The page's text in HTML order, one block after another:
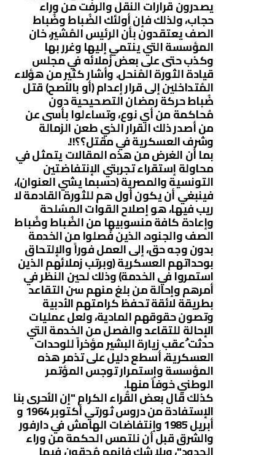
يصدرون قرارات النقل والرفت من وراء
حجاب، ولذلك فإن أولئك الضُباط وضُباط
الصف يعتقدون بأن الرئيس المُشير، خان
المؤسسة التي ينتمي إليها وغرر بها
وكذب حتى على بعض زُملائه في مجلس
قيادة الثورة المُنحل. وأشار كثير من هؤلاء
المُتداخلين إلى قرار إعدام (أو بالأصح) قتل
ضُباط حركة رمضان التصحيحية دون
مُحاكمة من أي نوع، وتساءلوا بأسى عن
من أصدر ذلك القرار الذي طعن الزمالة
وشرف العسكرية في مقتل؟؟!!.
بما أن الغرض من هذه المقالات يتمثل في
محاولة إستقراء تجربتي الإنتفاضتين
التونسية والمصرية (حسبما يشي العنوان)،
فينبغي أن يكون أول هم للثورة القادمة لا
ريب فيها، هو إصلاح القوات المسُلحة
وإعادة كافة منسوبيها من الضُباط وضُباط
الصف والجنود، الذين فُصلوا من الخدمة
بدون وجه حق، إلى العمل فوراً والإلتحاق
بوحداتهم العسكرية (وبرتب زملائهم الذين
استمروا في الخدمة) وذلك لحين النظر في
أمرهم وإحالة من بلغ منهم سن التقاعد
بطريقة لائقة تحفظ كرامتهم الأدبية
وتصون حقوقهم المادية، ولعل عمليات
الإحالة للتقاعد والفصل من الخدمة التي
حدثت ُعقب زيارة البشير مؤخراً للوحدات
العسكرية، أسطع دليل على تذمر هذه
المؤسسة وإستمرار توجس المؤتمر
الوطني خوفاً منها.
كذلك قال بعض القُراء الكرام "إن الأحرى بنا
الإستفادة من دروس ثورتي أكتوبر 1964 و
أبريل 1985 وإنتفاضات الهامش في دارفور
والشرق قبل أن نلتمس الحكمة من وراء